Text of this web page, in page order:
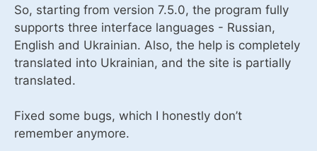
So, starting from version 7.5.0, the program fully
supports three interface languages ​​- Russian,
English and Ukrainian. Also, the help is completely
translated into Ukrainian, and the site is partially
translated.
Fixed some bugs, which I honestly don’t
remember anymore.